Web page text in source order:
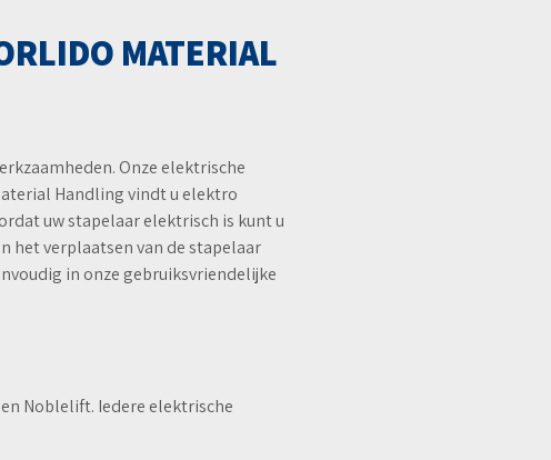
MATERIAL
Onze elektrische
Handling vindt u elektro
uw stapelaar elektrisch is kunt u
het verplaatsen van de stapelaar
in onze gebruiksvriendelijke
Noblelift. Iedere elektrische